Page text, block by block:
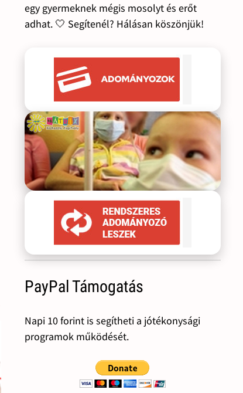
egy gyermeknek mégis mosolyt és erőt
adhat. 🤍 Segítenél? Hálásan köszönjük!
PayPal Támogatás
Napi 10 forint is segítheti a jótékonysági
programok működését.